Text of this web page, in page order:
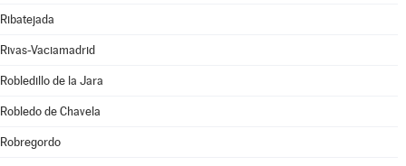
Ribatejada
Rivas-Vaciamadrid
Robledillo de la Jara
Robledo de Chavela
Robregordo